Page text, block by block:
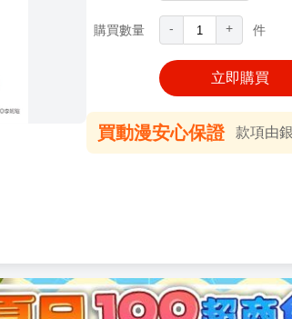
購買數量 - + 件
立即購買
買動漫安心保證 款項由